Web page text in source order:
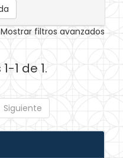
Mostrar filtros avanzados
1 de 1.
Siguiente